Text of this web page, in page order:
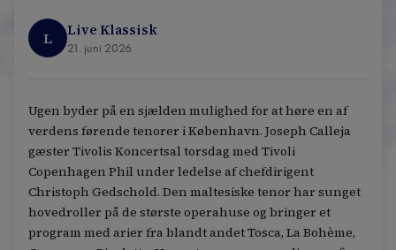
L Live Klassisk
21. juni 2026
Ugen byder på en sjælden mulighed for at høre en af
verdens førende tenorer i København. Joseph Calleja
gæster Tivolis Koncertsal torsdag med Tivoli
Copenhagen Phil under ledelse af chefdirigent
Christoph Gedschold. Den maltesiske tenor har sunget
hovedroller på de største operahuse og bringer et
program med arier fra blandt andet Tosca, La Bohème,